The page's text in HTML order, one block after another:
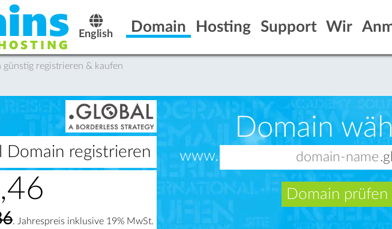
English Domain Hosting Support Wir
günstig registrieren & kaufen
Domain registrieren
. Jahrespreis inklusive 19% MwSt.
Domain
www.
Domain prüfen